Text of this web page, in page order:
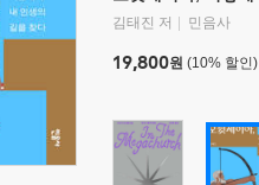
김태진 저 민음사
19,800원 (10% 할인)